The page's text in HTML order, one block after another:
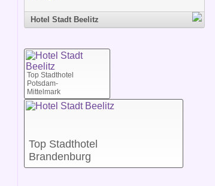
Hotel Stadt Beelitz
Top Stadthotel
Potsdam-
Mittelmark
Top Stadthotel
Brandenburg